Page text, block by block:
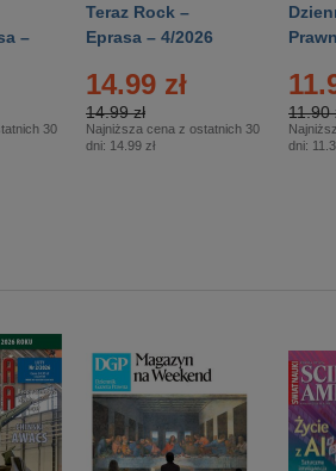
–
30
Teraz Rock –
Eprasa – 4/2026
14.99 zł
14.99 zł
Najniższa cena z ostatnich 30
dni: 14.99 zł
11.90
dni: